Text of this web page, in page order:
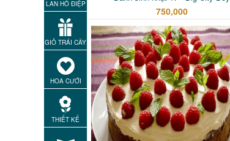
LAN HỒ ĐIỆP
GIỎ TRÁI CÂY
HOA CƯỚI
THIẾT KẾ
750,000